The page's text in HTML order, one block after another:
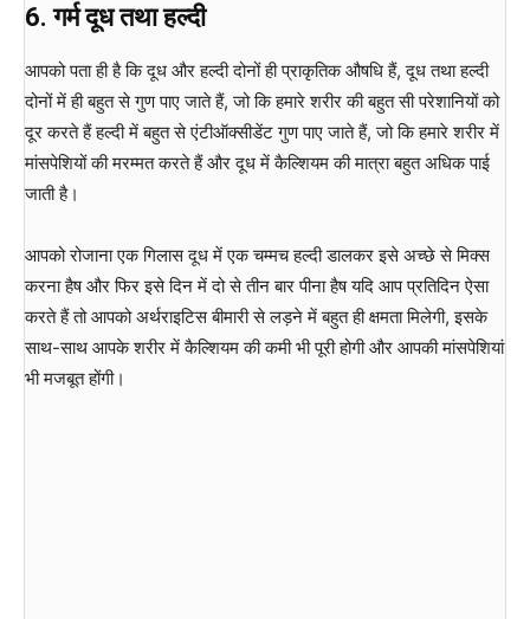
6.गर्म दूध तथा हल्दी
आपको पता ही है कि दूध और हल्दी दोनों ही प्राकृतिक औषधि हैं, दूध तथा हल्दी
दोनों में ही बहुत से गुण पाए जाते हैं, जो कि हमारे शरीर की बहुत सी परेशानियों को
दूर करते हैं हल्दी में बहुत से एंटीऑक्सीडेंट गुण पाए जाते हैं, जो कि हमारे शरीर में
मांसपेशियों की मरम्मत करते हैं और दूध में कैल्शियम की मात्रा बहुत अधिक पाई
जाती है।
आपको रोजाना एक गिलास दूध में एक चम्मच हल्दी डालकर इसे अच्छे से मिक्स
करना हैष और फिर इसे दिन में दो से तीन बार पीना हैष यदि आप प्रतिदिन ऐसा
करते हैं तो आपको अर्थराइटिस बीमारी से लड़ने में बहुत ही क्षमता मिलेगी, इसके
साथ-साथ आपके शरीर में कैल्शियम की कमी भी पूरी होगी और आपकी मांसपेशियां
भी मजबूत होंगी।